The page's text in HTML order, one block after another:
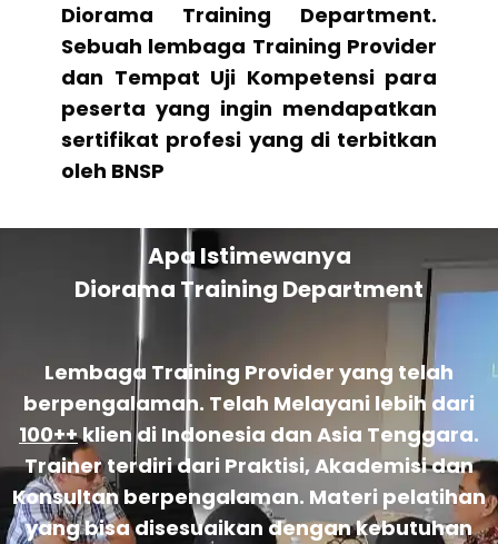
Diorama Training Department.
Sebuah lembaga Training Provider
dan Tempat Uji Kompetensi para
peserta yang ingin mendapatkan
sertifikat profesi yang di terbitkan
oleh BNSP
Apa Istimewanya
Diorama Training Department
Lembaga Training Provider yang telah
berpengalaman. Telah Melayani lebih dari
100++klien di Indonesia dan Asia Tenggara.
Trainer terdiri dari Praktisi, Akademisi dan
Konsultan berpengalaman. Materi pelatihan
yang bisa disesuaikan dengan kebutuhan